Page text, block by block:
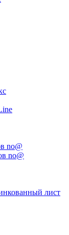
no@
no@
лист